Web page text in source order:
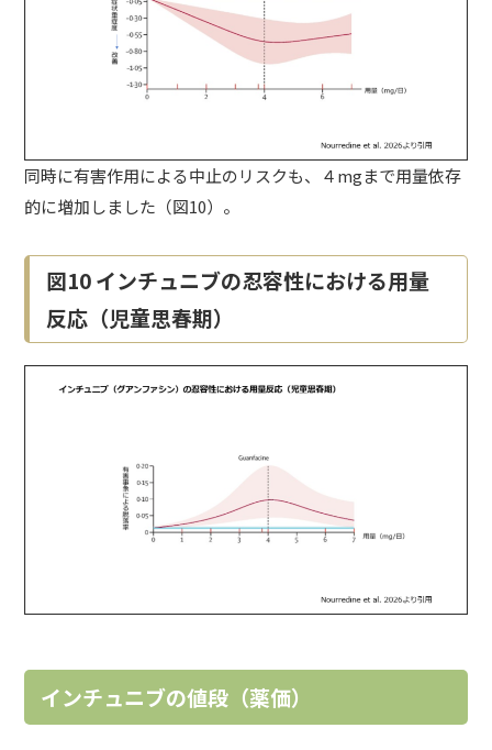
同時に有害作用による中止のリスクも、４mgまで用量依存
的に増加しました（図10）。
図10 インチュニブの忍容性における用量
反応（児童思春期）
インチュニブの値段（薬価）